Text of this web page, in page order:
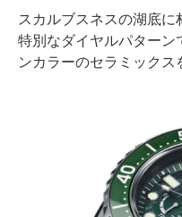
スカルブスネスの湖底に
特別なダイヤルパターン
ンカラーのセラミックス